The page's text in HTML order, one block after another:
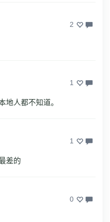
2
1
地人都不知道。
1
差的
0